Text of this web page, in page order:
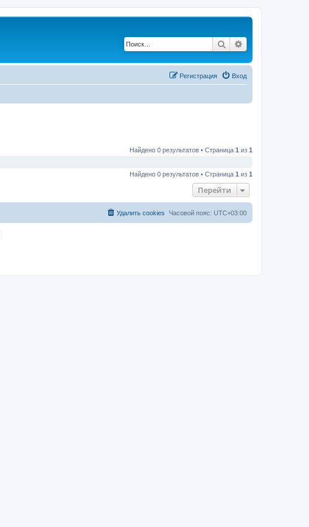
Поиск
Вход
Регистрация
Найдено 0 результатов • Страница 1 из 1
Найдено 0 результатов • Страница 1 из 1
Перейти
Часовой пояс: UTC+03:00
Удалить cookies